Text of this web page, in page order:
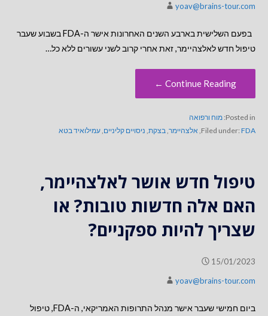
yoav@brains-tour.com
בפעם השלישית בארבע השנים האחרונות אישר ה-FDA בשבוע שעבר
טיפול חדש לאלצהיימר, זאת אחרי קרוב לשני עשורים ללא כל…
Continue Reading ←
Posted in: מוח ורפואה
Filed under:FDA
, אלצהיימר,בצקת, ניסויים קליניים,עמילואיד בטא
טיפול חדש אושר לאלצהיימר,
האם אלה חדשות טובות? או
שצריך להיות ספקניים?
15/01/2023
yoav@brains-tour.com
ביום חמישי שעבר אישר מנהל התרופות האמריקאי, ה-FDA, טיפול